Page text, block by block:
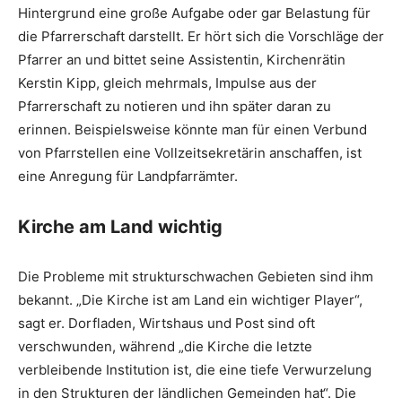
Hintergrund eine große Aufgabe oder gar Belastung für
die Pfarrerschaft darstellt. Er hört sich die Vorschläge der
Pfarrer an und bittet seine Assistentin, Kirchenrätin
Kerstin Kipp, gleich mehrmals, Impulse aus der
Pfarrerschaft zu notieren und ihn später daran zu
erinnen. Beispielsweise könnte man für einen Verbund
von Pfarrstellen eine Vollzeitsekretärin anschaffen, ist
eine Anregung für Landpfarrämter.
Kirche am Land wichtig
Die Probleme mit strukturschwachen Gebieten sind ihm
bekannt. „Die Kirche ist am Land ein wichtiger Player“,
sagt er. Dorfladen, Wirtshaus und Post sind oft
verschwunden, während „die Kirche die letzte
verbleibende Institution ist, die eine tiefe Verwurzelung
in den Strukturen der ländlichen Gemeinden hat“. Die